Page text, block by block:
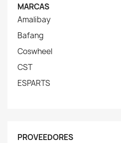
MARCAS
Amalibay
Bafang
Coswheel
CST
ESPARTS
PROVEEDORES